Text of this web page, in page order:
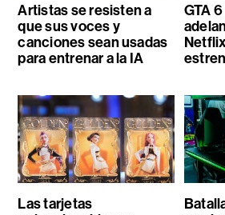
Artistas se resisten a
que sus voces y
canciones sean usadas
para entrenar a la IA
GTA
Las tarjetas